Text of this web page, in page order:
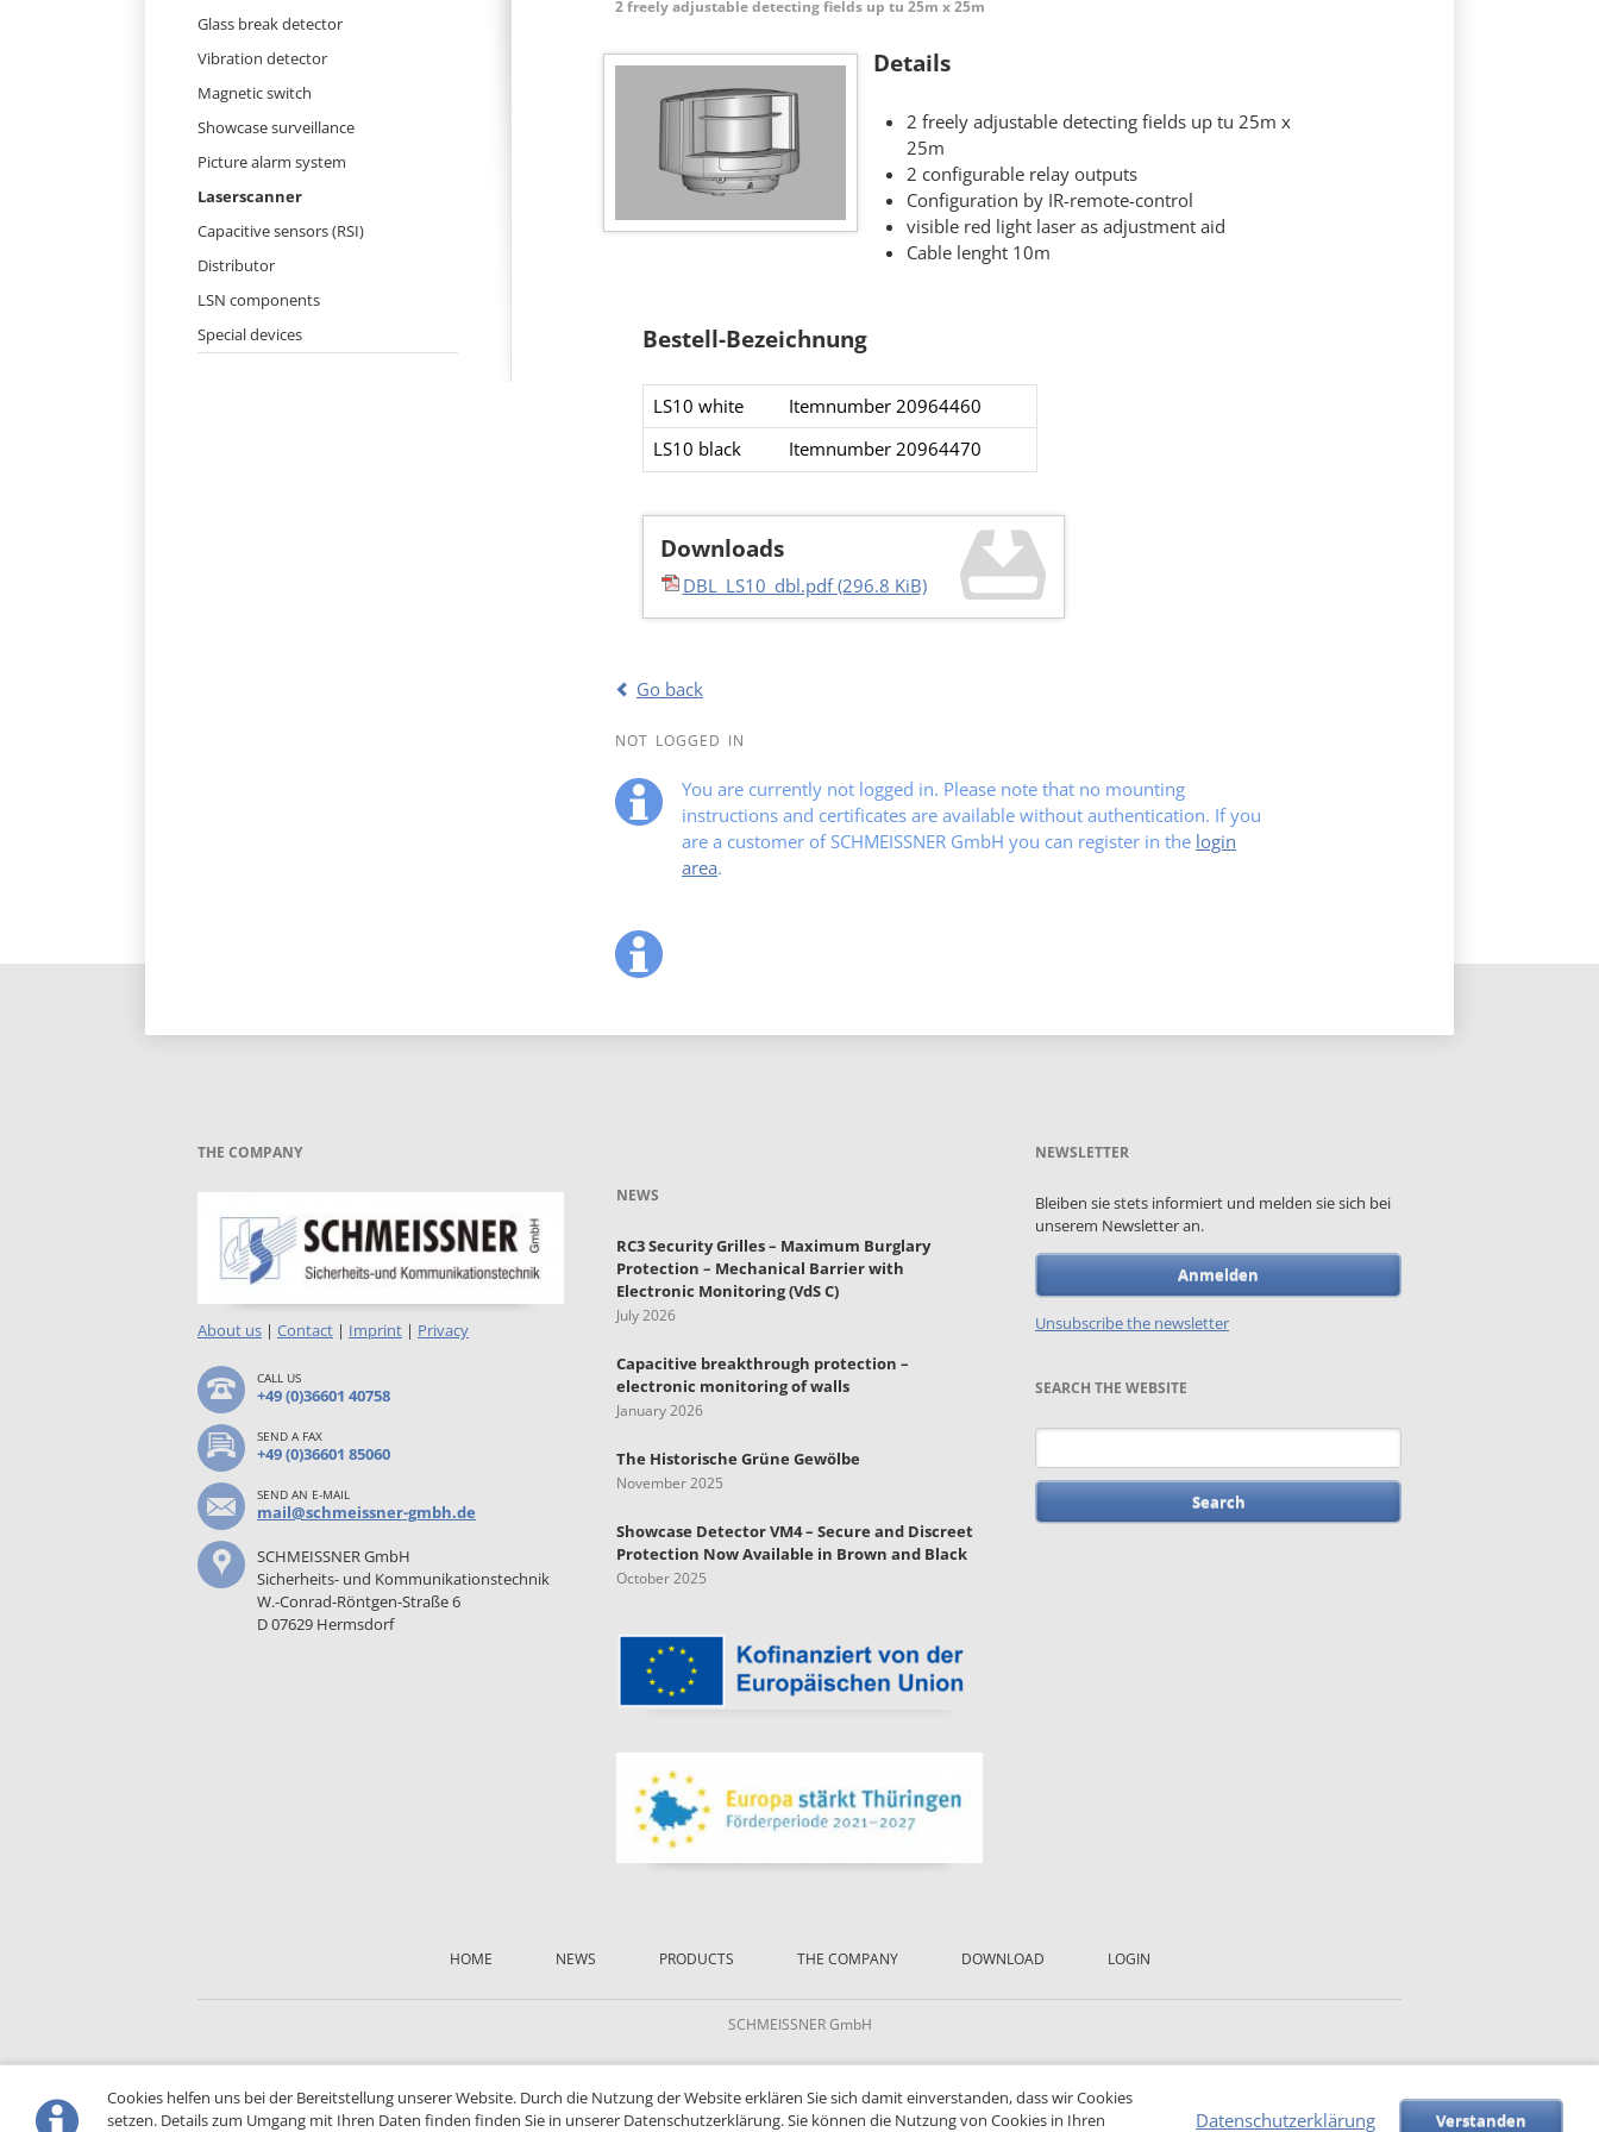
Cookies helfen uns bei der Bereitstellung unserer Website. Durch die Nutzung der Website erklären Sie sich damit einverstanden, dass wir Cookies
setzen. Details zum Umgang mit Ihren Daten finden finden Sie in unserer Datenschutzerklärung. Sie können die Nutzung von Cookies in Ihren
Datenschutzerklärung Verstanden
Skip
Glass break detector
Vibration detector
Magnetic switch
Showcase surveillance
Picture alarm system
Laserscanner
Capacitive sensors (RSI)
Distributor
LSN components
Special devices
2 freely adjustable detecting fields up tu 25m x 25m
Details
2 freely adjustable detecting fields up tu 25m x
25m
2 configurable relay outputs
Configuration by IR-remote-control
visible red light laser as adjustment aid
Cable lenght 10m
Bestell-Bezeichnung
LS10 white
Itemnumber 20964460​​​
LS10 black ​​
Itemnumber 20964470​
Downloads
DBL_LS10_dbl.pdf(296.8 KiB)
Go back
NOT LOGGED IN
You are currently not logged in. Please note that no mounting
instructions and certificates are available without authentication. If you
are a customer of SCHMEISSNER GmbH you can register in the login
area.
THE COMPANY
About us | Contact | Imprint | Privacy
CALL US
+49 (0)36601 40758
SEND A FAX
+49 (0)36601 85060
SEND AN E-MAIL
mail@schmeissner-gmbh.de
SCHMEISSNER GmbH
Sicherheits- und Kommunikationstechnik
W.-Conrad-Röntgen-Straße 6
D 07629 Hermsdorf
NEWS
RC3 Security Grilles – Maximum Burglary
Protection – Mechanical Barrier with
Electronic Monitoring (VdS C)
July 2026
Capacitive breakthrough protection –
electronic monitoring of walls
January 2026
The Historische Grüne Gewölbe
November 2025
Showcase Detector VM4 – Secure and Discreet
Protection Now Available in Brown and Black
October 2025
NEWSLETTER
Bleiben sie stets informiert und melden sie sich bei
unserem Newsletter an.
Anmelden
Unsubscribe the newsletter
SEARCH THE WEBSITE
Keywords
HOME NEWS PRODUCTS THE COMPANY DOWNLOAD LOGIN
SCHMEISSNER GmbH